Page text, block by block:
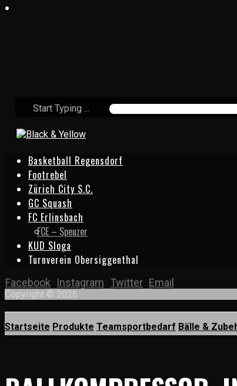
Start Typing ...
Basketball Regensdorf
Footrebel
Zürich City S.C.
GC Squash
FC Erlinsbach
FCE – Speuzer
KUD Sloga
Turnverein Obersiggenthal
Facebook Instagram Twitter Email
Copyright © 2026
Startseite Produkte Teamsportbedarf Bälle &